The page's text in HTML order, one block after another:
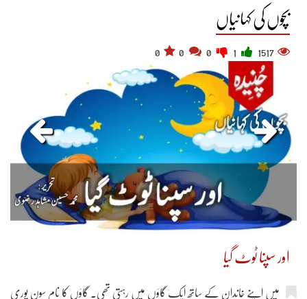
بچوں کی کہانیاں
1517
0
اور سپنا ٹوٹ گیا
میں اپنے خاندان کے ساتھ ایک گاؤں میں رہتی تھی۔ گاؤں کا نام سون پوری